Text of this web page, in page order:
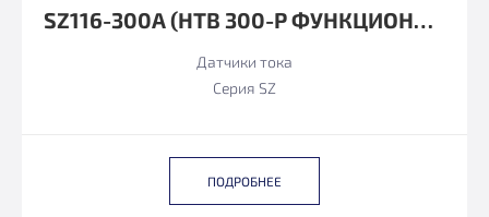
SZ116-300А (HTB 300-P ФУНКЦИОНАЛЬНЫЙ АНАЛОГ)
Датчики тока
Серия SZ
ПОДРОБНЕЕ